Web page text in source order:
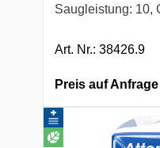
Saugleistung: 10,
Art. Nr.: 38426.9
Preis auf Anfrage